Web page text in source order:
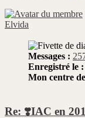
Elvida
Messages :
Enregistré le :
Mon centre
Re: ❣️IAC en